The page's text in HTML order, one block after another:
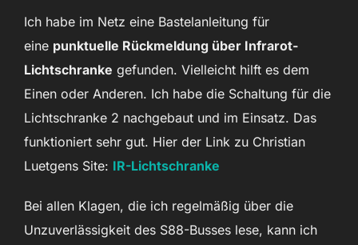
Ich habe im Netz eine Bastelanleitung für
eine punktuelle Rückmeldung über Infrarot-
Lichtschranke gefunden. Vielleicht hilft es dem
Einen oder Anderen. Ich habe die Schaltung für die
Lichtschranke 2 nachgebaut und im Einsatz. Das
funktioniert sehr gut. Hier der Link zu Christian
Luetgens Site: IR-Lichtschranke
Bei allen Klagen, die ich regelmäßig über die
Unzuverlässigkeit des S88-Busses lese, kann ich